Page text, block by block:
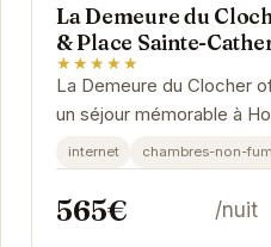
La Demeure du
& Place Sainte-
★★★★★
La Demeure du Clocher
un séjour mémorable à
privilégiée près du port et
internet chambres-non-
565€ /nuit